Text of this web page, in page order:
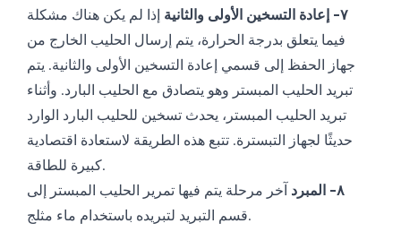
٧- إعادة التسخين الأولى والثانية
إذا لم يكن هناك مشكلة
فيما يتعلق بدرجة الحرارة، يتم إرسال الحليب الخارج من
جهاز الحفظ إلى قسمي إعادة التسخين الأولى والثانية. يتم
تبريد الحليب المبستر وهو يتصادق مع الحليب البارد. وأثناء
تبريد الحليب المبستر، يحدث تسخين للحليب البارد الوارد
حديثًا لجهاز التبسترة. تتبع هذه الطريقة لاستعادة اقتصادية
كبيرة للطاقة.
٨- المبرد
آخر مرحلة يتم فيها تمرير الحليب المبستر إلى
قسم التبريد لتبريده باستخدام ماء مثلج.